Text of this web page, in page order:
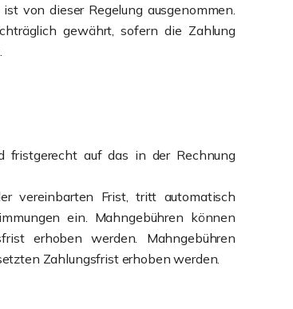
von dieser Regelung ausgenommen.
gewährt, sofern die Zahlung
fristgerecht auf das in der Rechnung
vereinbarten Frist, tritt automatisch
ein. Mahngebühren können
erhoben werden. Mahngebühren
Zahlungsfrist erhoben werden.